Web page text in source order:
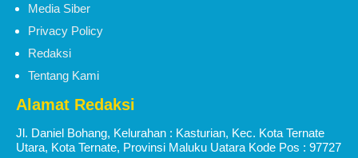
Media Siber
Privacy Policy
Redaksi
Tentang Kami
Alamat Redaksi
Jl. Daniel Bohang, Kelurahan : Kasturian, Kec. Kota Ternate
Utara, Kota Ternate, Provinsi Maluku Uatara Kode Pos : 97727